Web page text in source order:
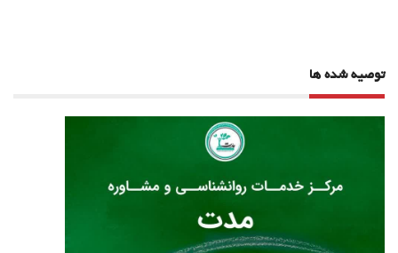
توصیه شده ها